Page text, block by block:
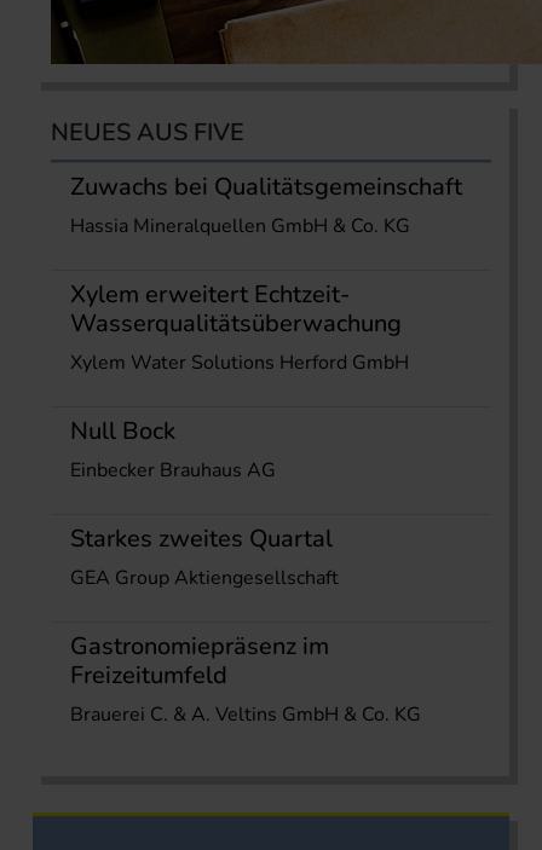
NEUES AUS FIVE
Zuwachs bei Qualitätsgemeinschaft
Hassia Mineralquellen GmbH & Co. KG
Xylem erweitert Echtzeit-
Wasserqualitätsüberwachung
Xylem Water Solutions Herford GmbH
Null Bock
Einbecker Brauhaus AG
Starkes zweites Quartal
GEA Group Aktiengesellschaft
Gastronomiepräsenz im
Freizeitumfeld
Brauerei C. & A. Veltins GmbH & Co. KG